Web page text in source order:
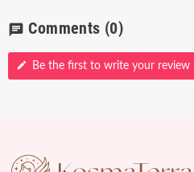
chat Comments (0)
edit Be the first to write your review